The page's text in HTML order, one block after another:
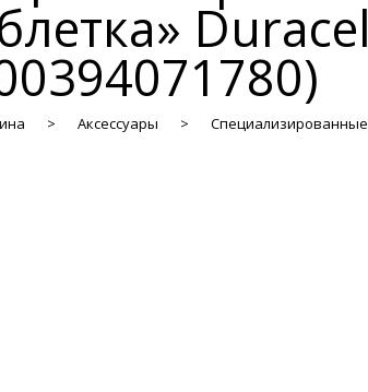
Аксессуары Специализированные